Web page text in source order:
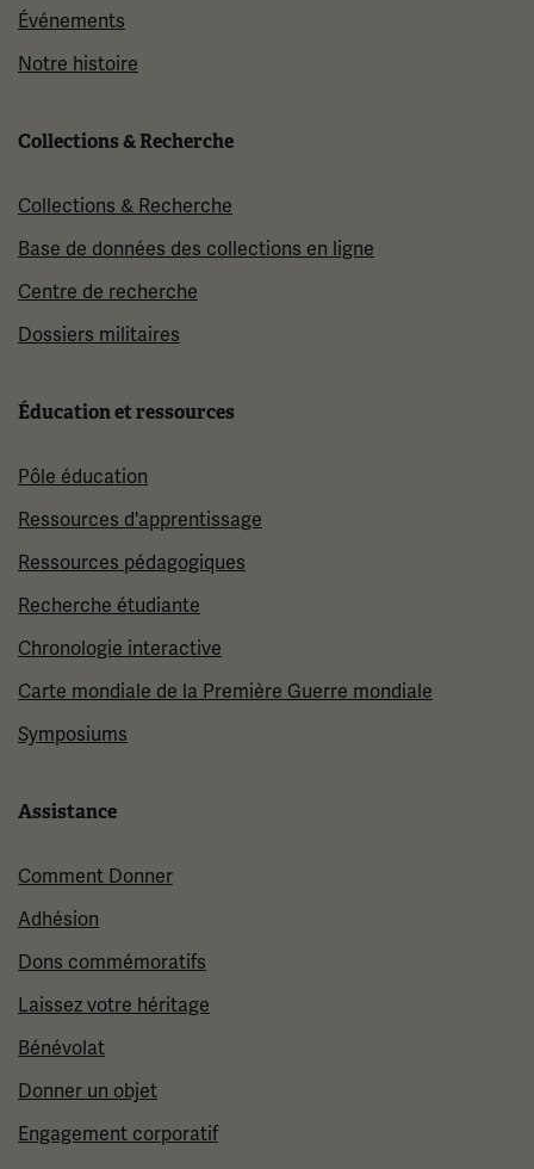
Événements
Notre histoire
Collections & Recherche
Collections & Recherche
Base de données des collections en ligne
Centre de recherche
Dossiers militaires
Éducation et ressources
Pôle éducation
Ressources d'apprentissage
Ressources pédagogiques
Recherche étudiante
Chronologie interactive
Carte mondiale de la Première Guerre mondiale
Symposiums
Assistance
Comment Donner
Adhésion
Dons commémoratifs
Laissez votre héritage
Bénévolat
Donner un objet
Engagement corporatif